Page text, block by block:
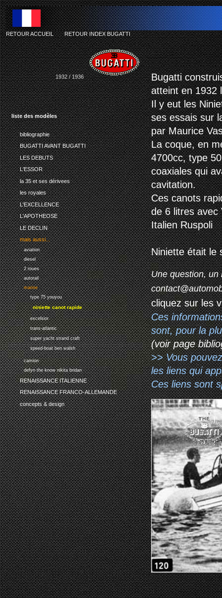
liste des modèles
bibliographie
BUGATTI AVANT BUGATTI
LES DEBUTS
L'ESSOR
la 35 et ses dérivees
les royales
L'EXCELLENCE
L'APOTHEOSE
LE DECLIN
mais aussi...
aviation
diesel
2 roues
autorail
marine
type 75 youyou
niniette canot rapide
excelsior
trans-atlantic
super yacht strand craft
speed-boat ben walsh
camion
defyn the know nikita bridan
RENAISSANCE ITALIENNE
RENAISSANCE FRANCO-ALLEMANDE
concepts & design
RETOUR ACCUEIL-RETOUR INDEX BUGATTI
1932 / 1936
Bugatti
atteint en 1932
Il y eut les
ses essais sur
par Maurice
La coque, en
4700cc, type
coaxiales qui
cavitation.
Ces canots
de 6 litres avec
Italien Ruspoli
Niniette était le
Une question, un
cliquez sur les
Ces
sont, pour la
(voir page
>> Vous
les liens qui
Ces liens sont